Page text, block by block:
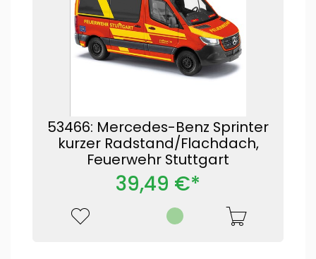
53466: Mercedes-Benz Sprinter
kurzer Radstand/Flachdach,
Feuerwehr Stuttgart
39,49 €*